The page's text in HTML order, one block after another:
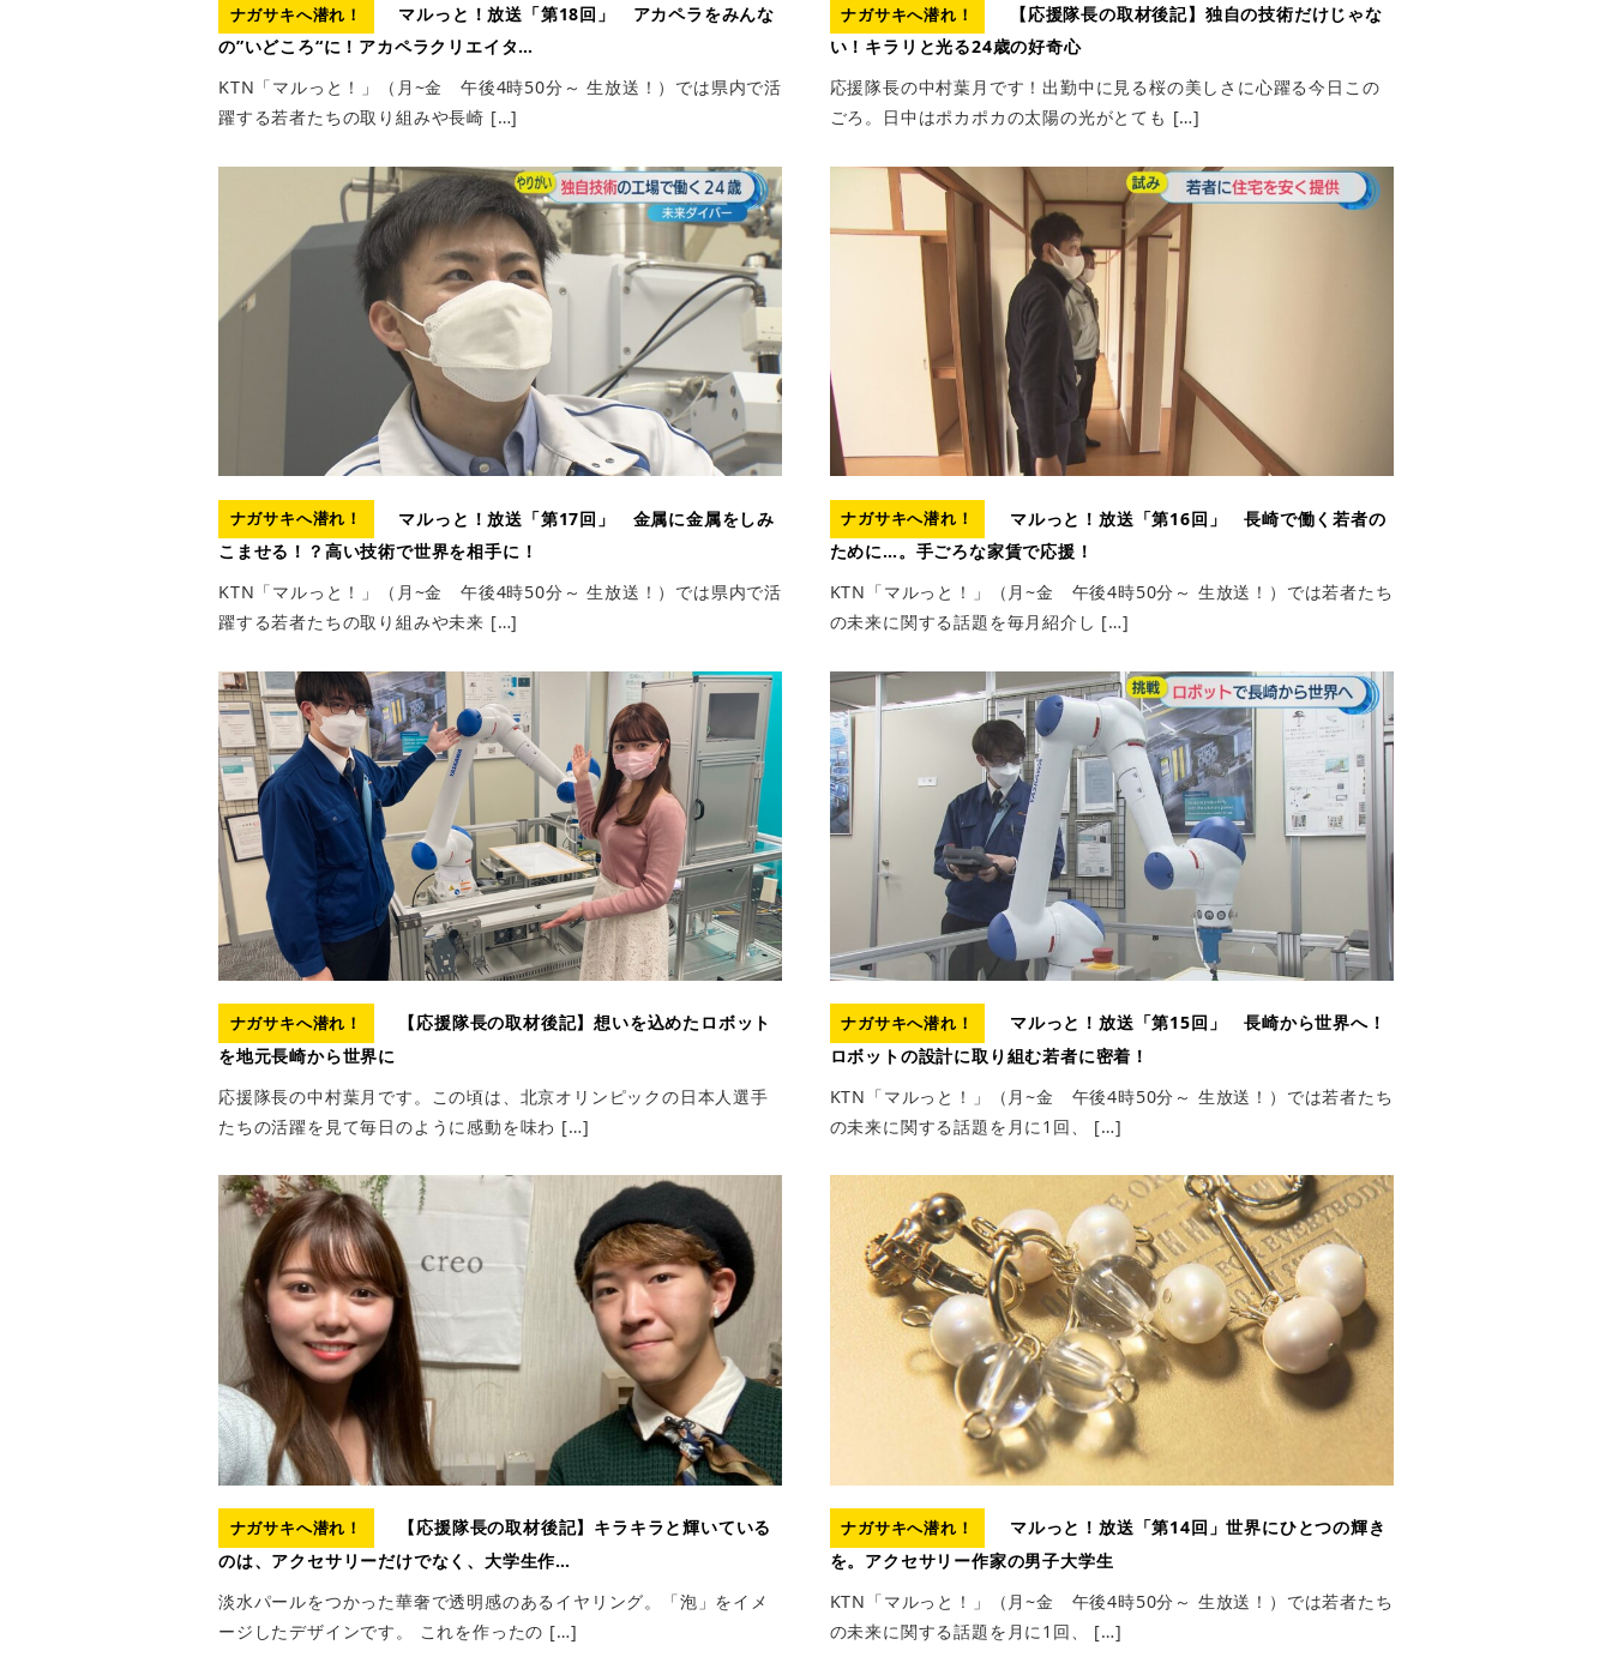
ナガサキへ潜れ！
マルっと！放送「第18回」 アカペラをみんな
の”いどころ“に！アカペラクリエイタ…
KTN「マルっと！」（月~金 午後4時50分～ 生放送！）では県内で活
躍する若者たちの取り組みや長崎 […]
ナガサキへ潜れ！
【応援隊長の取材後記】独自の技術だけじゃな
い！キラリと光る24歳の好奇心
応援隊長の中村葉月です！出勤中に見る桜の美しさに心躍る今日この
ごろ。日中はポカポカの太陽の光がとても […]
ナガサキへ潜れ！
マルっと！放送「第17回」 金属に金属をしみ
こませる！？高い技術で世界を相手に！
KTN「マルっと！」（月~金 午後4時50分～ 生放送！）では県内で活
躍する若者たちの取り組みや未来 […]
ナガサキへ潜れ！
マルっと！放送「第16回」 長崎で働く若者の
ために…。手ごろな家賃で応援！
KTN「マルっと！」（月~金 午後4時50分～ 生放送！）では若者たち
の未来に関する話題を毎月紹介し […]
ナガサキへ潜れ！
【応援隊長の取材後記】想いを込めたロボット
を地元長崎から世界に
応援隊長の中村葉月です。この頃は、北京オリンピックの日本人選手
たちの活躍を見て毎日のように感動を味わ […]
ナガサキへ潜れ！
マルっと！放送「第15回」 長崎から世界へ！
ロボットの設計に取り組む若者に密着！
KTN「マルっと！」（月~金 午後4時50分～ 生放送！）では若者たち
の未来に関する話題を月に1回、 […]
ナガサキへ潜れ！
【応援隊長の取材後記】キラキラと輝いている
のは、アクセサリーだけでなく、大学生作…
淡水パールをつかった華奢で透明感のあるイヤリング。「泡」をイメ
ージしたデザインです。 これを作ったの […]
ナガサキへ潜れ！
マルっと！放送「第14回」世界にひとつの輝き
を。アクセサリー作家の男子大学生
KTN「マルっと！」（月~金 午後4時50分～ 生放送！）では若者たち
の未来に関する話題を月に1回、 […]